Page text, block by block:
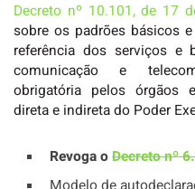
Decreto nº 10.101, de 17
sobre os padrões básicos
referência dos serviços e
comunicação e
obrigatória pelos órgãos
direta e indireta do Poder
Revoga oDecreto nº